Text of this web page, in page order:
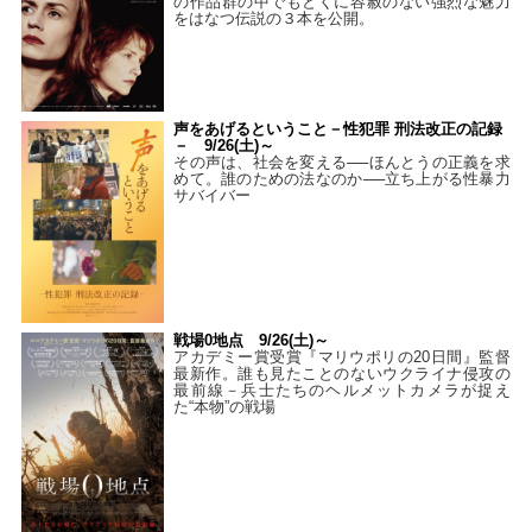
をはなつ伝説の３本を公開。
声をあげるということ－性犯罪 刑法改正の記録
－ 9/26(土)～
その声は、社会を変える──ほんとうの正義を求
めて。誰のための法なのか──立ち上がる性暴力
サバイバー
戦場0地点 9/26(土)～
アカデミー賞受賞『マリウポリの20日間』監督
最新作。誰も見たことのないウクライナ侵攻の
最前線－兵士たちのヘルメットカメラが捉え
た“本物”の戦場